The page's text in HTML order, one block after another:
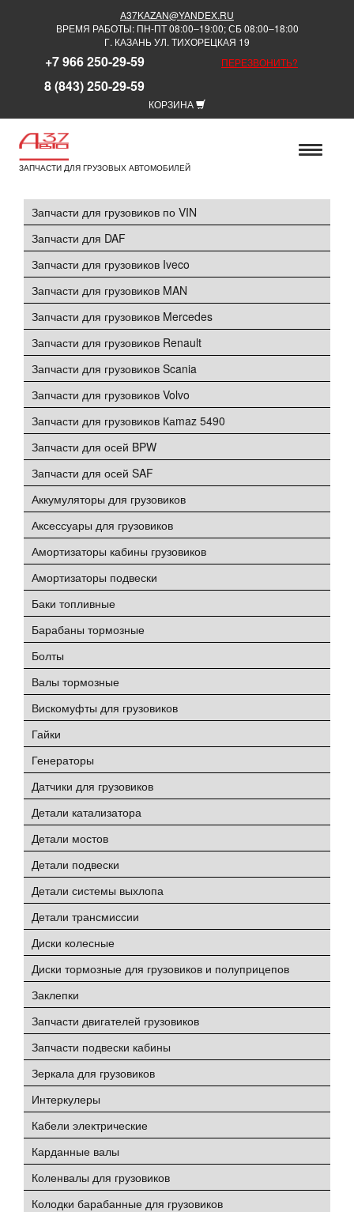
A37KAZAN@YANDEX.RU
ВРЕМЯ РАБОТЫ: ПН-ПТ 08:00–19:00; СБ 08:00–18:00
Г. КАЗАНЬ УЛ. ТИХОРЕЦКАЯ 19
+7 966 250-29-59
8 (843) 250-29-59
ПЕРЕЗВОНИТЬ?
КОРЗИНА
ЗАПЧАСТИ ДЛЯ ГРУЗОВЫХ АВТОМОБИЛЕЙ
Запчасти для грузовиков по VIN
Запчасти для DAF
Запчасти для грузовиков Iveco
Запчасти для грузовиков MAN
Запчасти для грузовиков Mercedes
Запчасти для грузовиков Renault
Запчасти для грузовиков Scania
Запчасти для грузовиков Volvo
Запчасти для грузовиков Каmaz 5490
Запчасти для осей BPW
Запчасти для осей SAF
Аккумуляторы для грузовиков
Аксессуары для грузовиков
Амортизаторы кабины грузовиков
Амортизаторы подвески
Баки топливные
Барабаны тормозные
Болты
Валы тормозные
Вискомуфты для грузовиков
Гайки
Генераторы
Датчики для грузовиков
Детали катализатора
Детали мостов
Детали подвески
Детали системы выхлопа
Детали трансмиссии
Диски колесные
Диски тормозные для грузовиков и полуприцепов
Заклепки
Запчасти двигателей грузовиков
Запчасти подвески кабины
Зеркала для грузовиков
Интеркулеры
Кабели электрические
Карданные валы
Коленвалы для грузовиков
Колодки барабанные для грузовиков